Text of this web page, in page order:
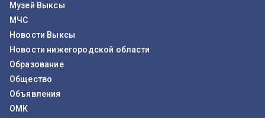
Музей Выксы
МЧС
Новости Выксы
Новости нижегородской области
Образование
Общество
Объявления
ОМК